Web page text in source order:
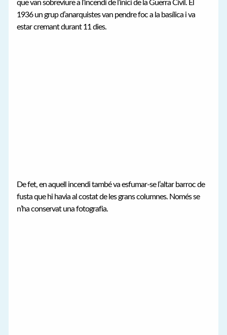
que van sobreviure a l’incendi de l’inici de la Guerra Civil. El
1936 un grup d’anarquistes van pendre foc a la basílica i va
estar cremant durant 11 dies.
De fet, en aquell incendi també va esfumar-se l’altar barroc de
fusta que hi havia al costat de les grans columnes. Només se
n’ha conservat una fotografia.